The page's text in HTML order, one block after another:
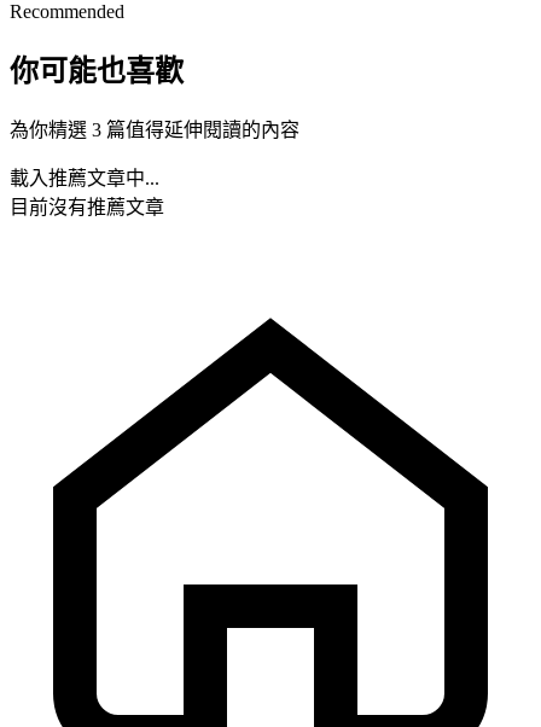
Recommended
你可能也喜歡
為你精選 3 篇值得延伸閱讀的內容
載入推薦文章中...
目前沒有推薦文章